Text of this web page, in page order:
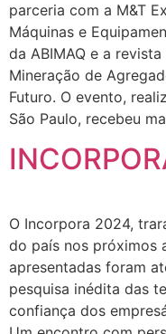
parceria com a M&T
Máquinas e
da ABIMAQ e a
Mineração de
Futuro. O evento,
São Paulo, recebeu
O Incorpora 2024,
do país nos próximos
apresentadas foram
pesquisa inédita das
confiança dos